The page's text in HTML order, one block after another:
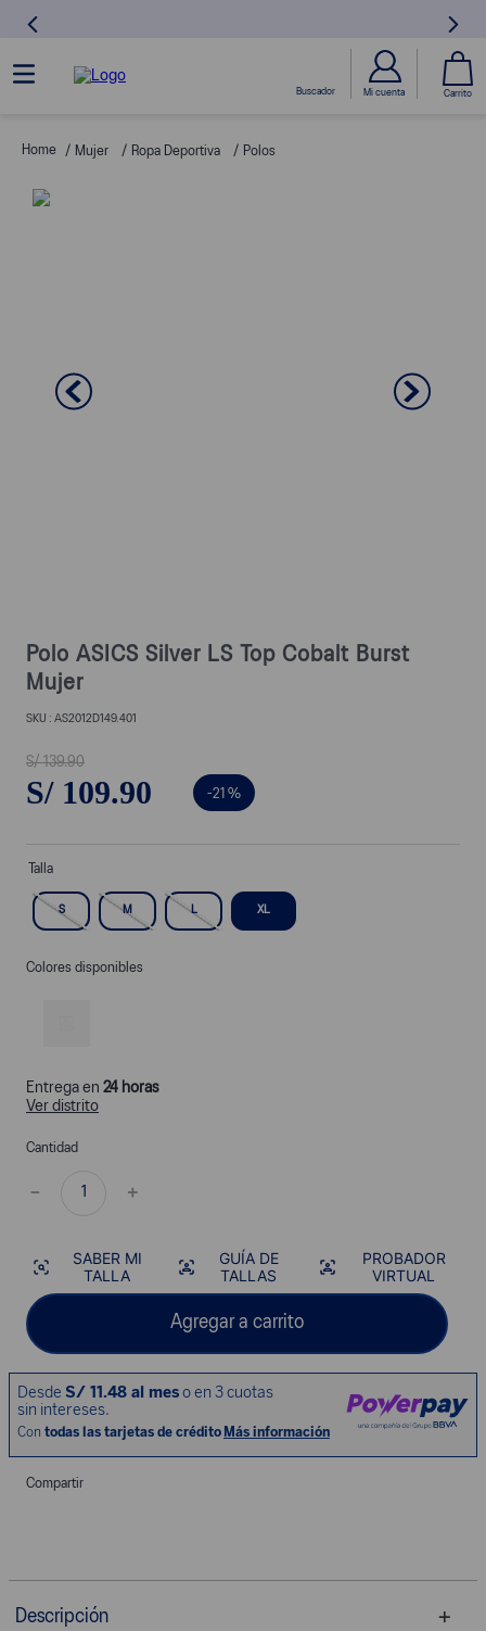
Mujer Ropa Deportiva Polos
Polo ASICS Silver LS Top Cobalt Burst
Mujer
AS2012D149.401
S/ 139.90
S/ 109.90 -21 %
Talla
S M L XL
Colores disponibles
Entrega en 24 horas
Ver distrito
Cantidad
＋
－
SABER MI
TALLA
GUÍA DE
TALLAS
PROBADOR
VIRTUAL
Agregar a carrito
Compartir
Descripción